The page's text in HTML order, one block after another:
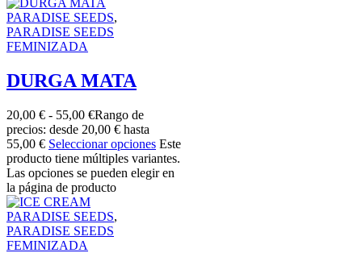
PARADISE SEEDS,
PARADISE SEEDS
FEMINIZADA
DURGA MATA
20,00 € - 55,00 €Rango de
precios: desde 20,00 € hasta
55,00 € Seleccionar opciones Este
producto tiene múltiples variantes.
Las opciones se pueden elegir en
la página de producto
PARADISE SEEDS,
PARADISE SEEDS
FEMINIZADA